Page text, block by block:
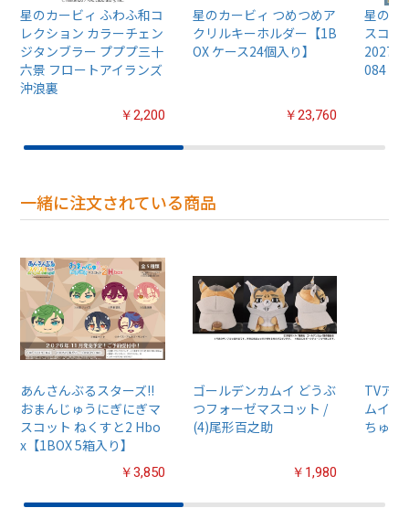
星のカービィ ふわふ和コ
レクション カラーチェン
ジタンブラー プププ三十
六景 フロートアイランズ
沖浪裏
￥2,200
星のカービィ つめつめア
クリルキーホルダー【1B
OX ケース24個入り】
￥23,760
星のカ
スコー
2027
084
一緒に注文されている商品
あんさんぶるスターズ!!
おまんじゅうにぎにぎマ
スコット ねくすと2 Hbo
x【1BOX 5箱入り】
￥3,850
ゴールデンカムイ どうぶ
つフォーゼマスコット /
(4)尾形百之助
￥1,980
TVア
ムイ』
ちゅる